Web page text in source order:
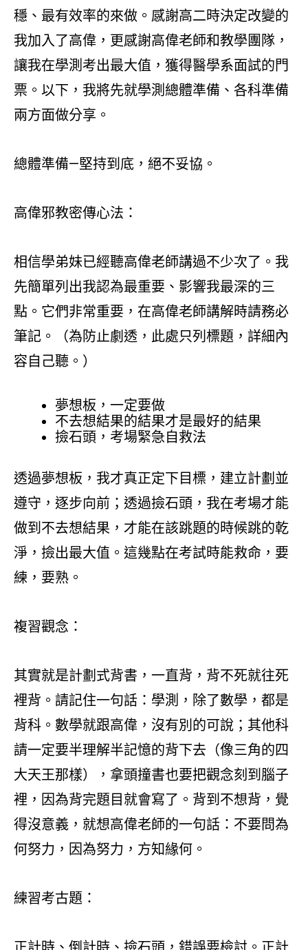
穩、最有效率的來做。感謝高二時決定改變的
我加入了高偉，更感謝高偉老師和教學團隊，
讓我在學測考出最大值，獲得醫學系面試的門
票。以下，我將先就學測總體準備、各科準備
兩方面做分享。
總體準備—堅持到底，絕不妥協。
高偉邪教密傳心法：
相信學弟妹已經聽高偉老師講過不少次了。我
先簡單列出我認為最重要、影響我最深的三
點。它們非常重要，在高偉老師講解時請務必
筆記。（為防止劇透，此處只列標題，詳細內
容自己聽。）
夢想板，一定要做
不去想結果的結果才是最好的結果
撿石頭，考場緊急自救法
透過夢想板，我才真正定下目標，建立計劃並
遵守，逐步向前；透過撿石頭，我在考場才能
做到不去想結果，才能在該跳題的時候跳的乾
淨，撿出最大值。這幾點在考試時能救命，要
練，要熟。
複習觀念：
其實就是計劃式背書，一直背，背不死就往死
裡背。請記住一句話：學測，除了數學，都是
背科。數學就跟高偉，沒有別的可說；其他科
請一定要半理解半記憶的背下去（像三角的四
大天王那樣），拿頭撞書也要把觀念刻到腦子
裡，因為背完題目就會寫了。背到不想背，覺
得沒意義，就想高偉老師的一句話：不要問為
何努力，因為努力，方知緣何。
練習考古題：